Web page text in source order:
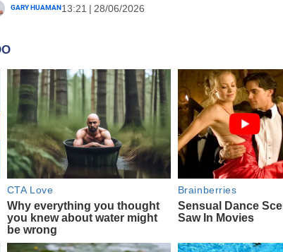
Gary Huaman13:21 | 28/06/2026